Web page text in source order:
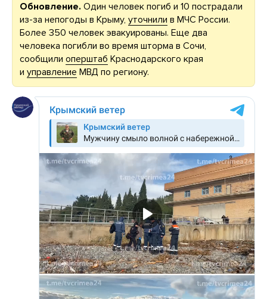
Обновление. Один человек погиб и 10 пострадали
из-за непогоды в Крыму, уточнили в МЧС России.
Более 350 человек эвакуированы. Еще два
человека погибли во время шторма в Сочи,
сообщили оперштаб Краснодарского края
и управление МВД по региону.